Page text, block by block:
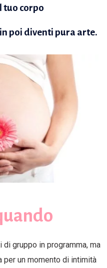
tuo corpo
poi diventi pura arte.
gruppo in programma, ma
per un momento di intimità